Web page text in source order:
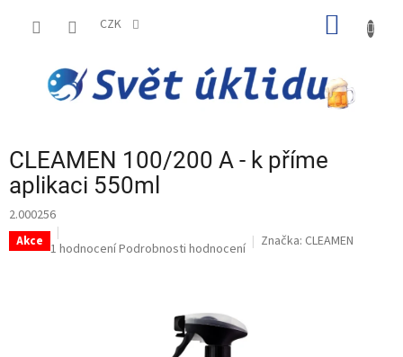
CZK
CLEAMEN 100/200 A - k příme
aplikaci 550ml
2.000256
Akce Průměrné
1 hodnoceníPodrobnosti hodnocení Značka: CLEAMEN